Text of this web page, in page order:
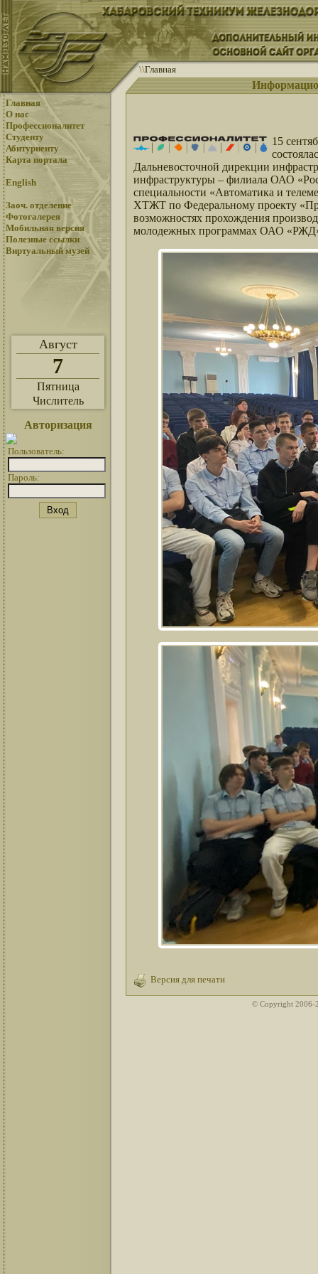
\\Главная
Главная
О нас
Профессионалитет
Студенту
Абитуриенту
Карта портала
English
Заоч. отделение
Фотогалерея
Мобильная версия
Полезные ссылки
Виртуальный музей
Август
7
Пятница
Числитель
Авторизация
Пользователь:
Пароль:
15
Дальневосточной дирекции
инфраструктуры – филиала ОАО
специальности «Автоматика и
ХТЖТ по Федеральному проекту
возможностях прохождения
молодежных программах ОАО
Версия для печати
© Copyright 2006-